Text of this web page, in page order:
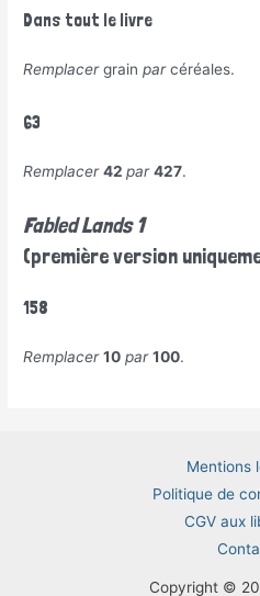
Dans tout le livre
Remplacergrainparcéréales.
63
Remplacer42par427.
Fabled Lands 1
(première version
158
Remplacer10 par100.
Mentions
Politique de
CGV aux
Copyright ©